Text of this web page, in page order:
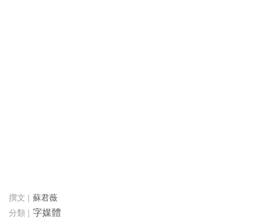
蘇君薇
字媒體